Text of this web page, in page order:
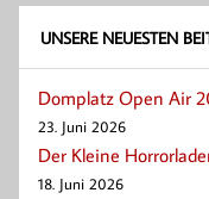
UNSERE NEUESTEN
Domplatz Open Air
23. Juni 2026
Der Kleine
18. Juni 2026